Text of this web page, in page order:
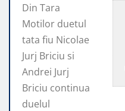
Din Tara
Motilor duetul
tata fiu Nicolae
Jurj Briciu si
Andrei Jurj
Briciu continua
duelul